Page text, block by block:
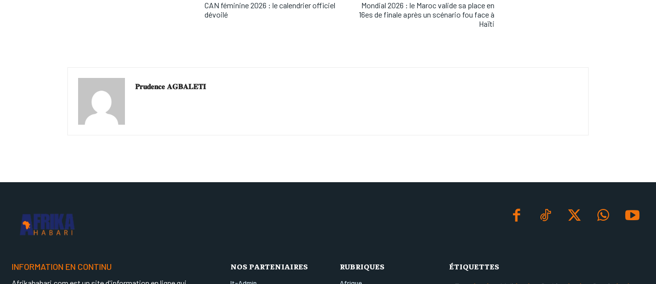
CAN féminine 2026 : le calendrier officiel
dévoilé
Mondial 2026 : le Maroc valide sa place en
16es de finale après un scénario fou face à
Haïti
𝐏𝐫𝐮𝐝𝐞𝐧𝐜𝐞 𝐀𝐆𝐁𝐀𝐋𝐄𝐓𝐈
INFORMATION EN CONTINU NOS PARTENIAIRES RUBRIQUES ÉTIQUETTES